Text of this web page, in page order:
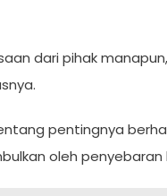
dari pihak
pentingnya
oleh penyebaran